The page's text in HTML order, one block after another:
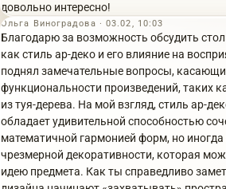
довольно интересно!
Ольга Виноградова · 03.02, 10:03
Благодарю за возможность обсудить
как стиль ар-деко и его влияние на
поднял замечательные вопросы,
функциональности произведений, таких
из туя-дерева. На мой взгляд, стиль ар-
обладает удивительной способностью
математичной гармонией форм, но иногда
чрезмерной декоративности, которая
идею предмета. Как ты справедливо